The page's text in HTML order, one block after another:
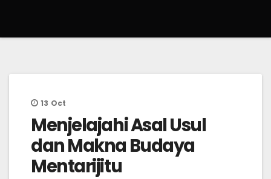
13 Oct
Menjelajahi Asal Usul
dan Makna Budaya
Mentarijitu